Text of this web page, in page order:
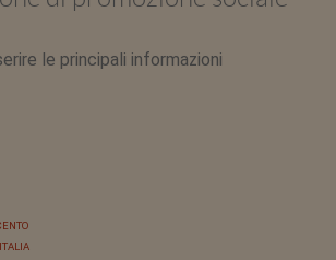
le principali informazioni